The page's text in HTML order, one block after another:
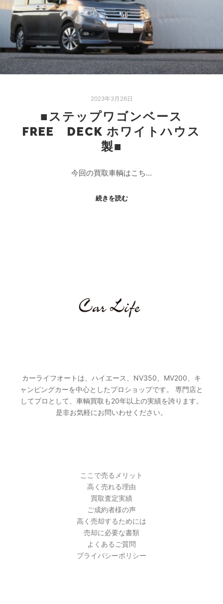
2023年3月26日
■ステップワゴンベース
FREE DECK ホワイトハウス
製■
今回の買取車輌はこち…
続きを読む
カーライフオートは、ハイエース、NV350、MV200、キ
ャンピングカーを中心としたプロショップです。 専門店と
してプロとして、車輌買取も20年以上の実績を誇ります。
是非お気軽にお問いわせください。
ここで売るメリット
高く売れる理由
買取査定実績
ご成約者様の声
高く売却するためには
売却に必要な書類
よくあるご質問
プライバシーポリシー